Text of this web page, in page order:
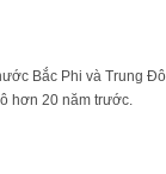
Bắc Phi và Trung
hơn 20 năm trước.